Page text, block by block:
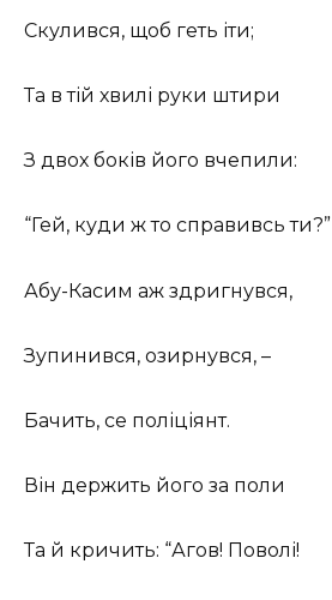
Скулився, щоб геть іти;
Та в тій хвилі руки штири
З двох боків його вчепили:
“Гей, куди ж то справивсь ти?”
Абу-Касим аж здригнувся,
Зупинився, озирнувся, –
Бачить, се поліціянт.
Він держить його за поли
Та й кричить: “Агов! Поволі!